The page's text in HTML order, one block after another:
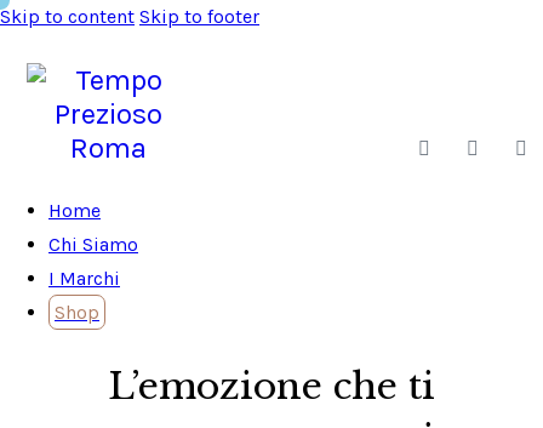
Skip to content Skip to footer
Home
Chi Siamo
I Marchi
Shop
MagazineL’emozione che ti